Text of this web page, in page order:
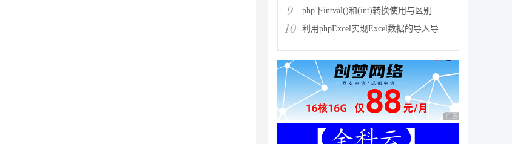
9 php下intval()和(int)转换使用与区别
10 利用phpExcel实现Excel数据的导入导出(全步骤详细
广告 商业广告，理性